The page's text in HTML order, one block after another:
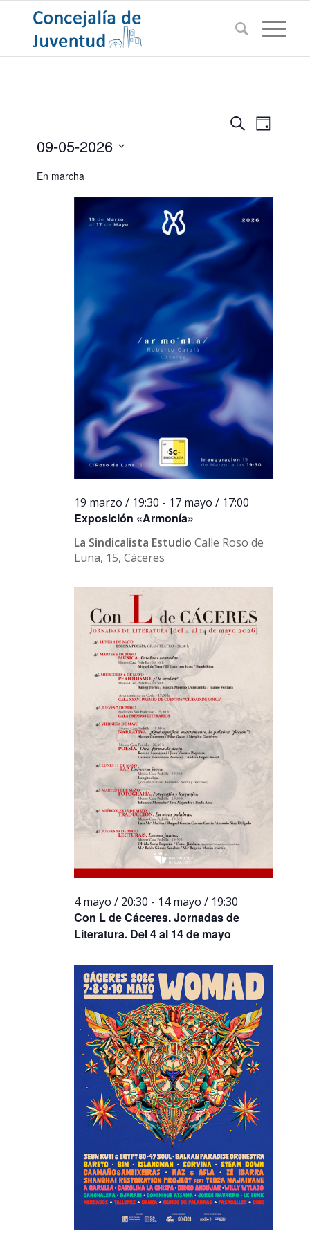
y
vistas
de
Eventos
Buscar
de
Evento
Día
Eventos
09-05-2026
fecha.
En marcha
Exposición «Armonía»
19 marzo / 19:30 - 17 mayo / 17:00
La Sindicalista EstudioCalle Roso de
Luna, 15, Cáceres
Con L de Cáceres. Jornadas de
Literatura. Del 4 al 14 de mayo
4 mayo / 20:30 - 14 mayo / 19:30